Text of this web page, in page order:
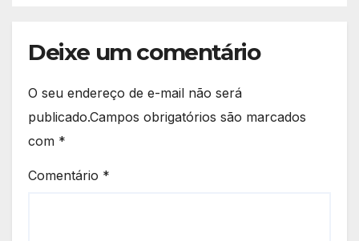
Deixe um comentário
O seu endereço de e-mail não será
publicado.Campos obrigatórios são marcados
com *
Comentário *